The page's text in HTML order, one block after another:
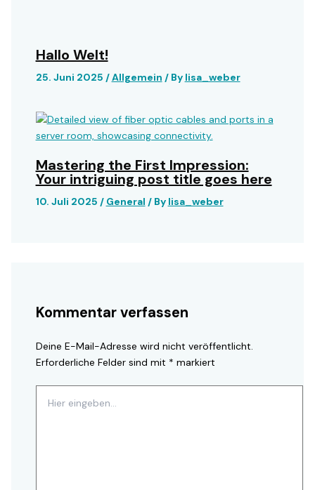
Hallo Welt!
25. Juni 2025 /Allgemein / By lisa_weber
Mastering the First Impression:
Your intriguing post title goes here
10. Juli 2025 / General / By lisa_weber
Kommentar verfassen
Deine E-Mail-Adresse wird nicht veröffentlicht.
Erforderliche Felder sind mit * markiert
eingeben…